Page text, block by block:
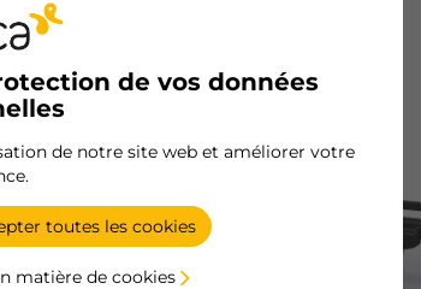
de vos données
de notre site web et améliorer votre
toutes les cookies
matière de cookies